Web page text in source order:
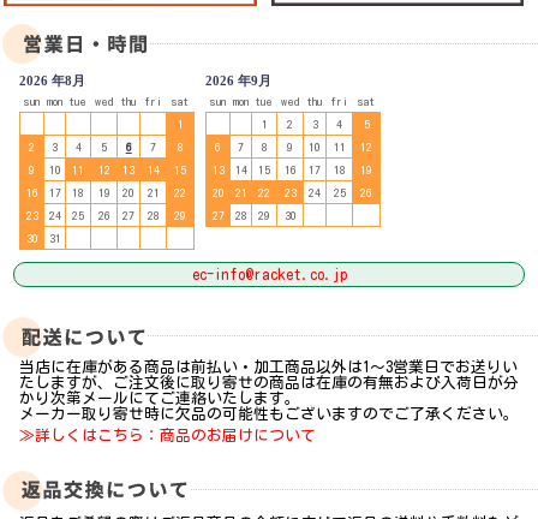
2026 年8月
sun mon tue wed thu fri
sat
1
2
3 4 5 6 7
8
9
10 11 12 13 14
15
16
17 18 19 20 21
22
23
24 25 26 27 28
29
30
31
2026 年9月
sun mon tue wed thu fri
sat
1
2 3 4
5
6
7 8 9 10 11
12
13
14 15 16 17 18
19
20
21 22 23 24 25
26
27
28 29 30
ec-info@racket.co.jp
当店に在庫がある商品は前払い・加工商品以外は1～3営業日でお送りい
たしますが、ご注文後に取り寄せの商品は在庫の有無および入荷日が分
かり次第メールにてご連絡いたします。
メーカー取り寄せ時に欠品の可能性もございますのでご了承ください。
≫詳しくはこちら：商品のお届けについて